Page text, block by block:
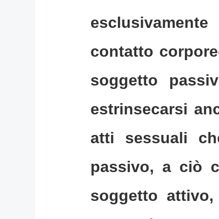
contatto
soggetto
estrinsecarsi
atti sessuali
passivo, a ciò
soggetto